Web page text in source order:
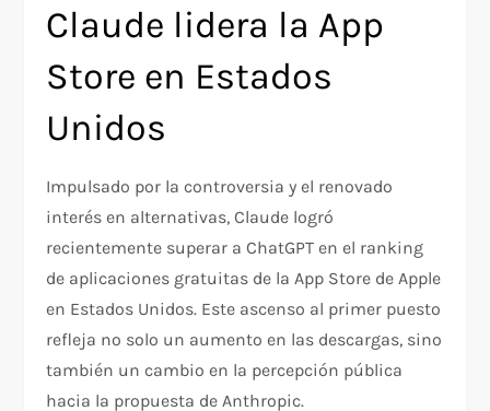
Claude lidera la App
Store en Estados
Unidos
Impulsado por la controversia y el renovado
interés en alternativas, Claude logró
recientemente superar a ChatGPT en el ranking
de aplicaciones gratuitas de la App Store de Apple
en Estados Unidos. Este ascenso al primer puesto
refleja no solo un aumento en las descargas, sino
también un cambio en la percepción pública
hacia la propuesta de Anthropic.